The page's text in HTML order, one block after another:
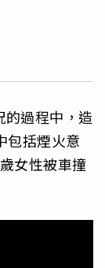
過程中，造
包括煙火意
女性被車撞